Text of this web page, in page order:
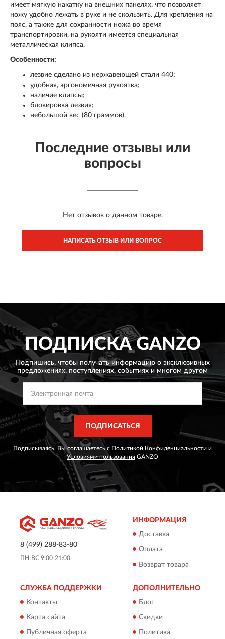
имеет мягкую накатку на внешних панелях, что позволяет
ножу удобно лежать в руке и не скользить. Для крепления на
пояс, а также для сохранности ножа во время
транспортировки, на рукояти имеется специальная
металлическая клипса.
Особенности:
лезвие сделано из нержавеющей стали 440;
удобная, эргономичная рукоятка;
наличие клипсы;
блокировка лезвия;
небольшой вес (80 граммов).
Последние отзывы или
вопросы
Нет отзывов о данном товаре.
НАПИСАТЬ ОТЗЫВ ИЛИ ВОПРОС
ПОДПИСКАGANZO
Подпишись, чтобы получать информацию о эксклюзивных
предложениях, поступлениях, событиях и многом другом
ПОДПИСАТЬСЯ
Подписываясь, Вы соглашаетесь с Политикой Конфиденциальности и
Условиями пользования GANZO
8 (499) 288-83-80
ПН-ВС 9:00-21:00
ИНФОРМАЦИЯ
Доставка
Оплата
Возврат товара
СЛУЖБА ПОДДЕРЖКИ
Контакты
Карта сайта
Публичная оферта
ДОПОЛНИТЕЛЬНО
Блог
Скидки
Политика